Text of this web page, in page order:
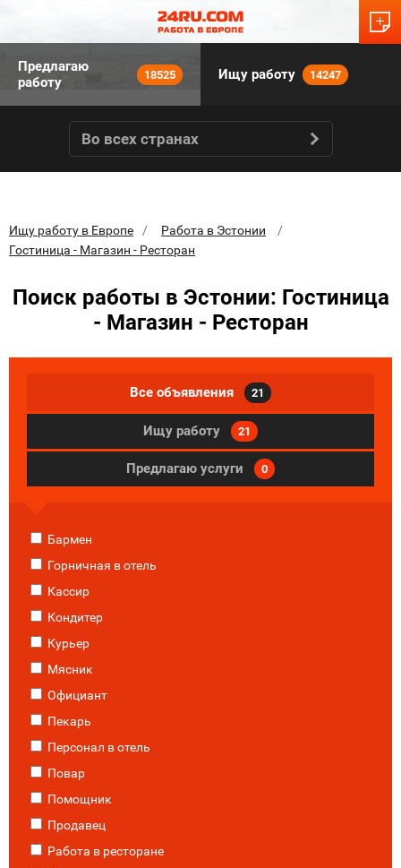
Предлагаю
работу
18525 Ищу работу 14247
Во всех странах
Ищу работу в Европе
Работа в Эстонии
Гостиница - Магазин - Ресторан
Поиск работы в Эстонии: Гостиница
- Магазин - Ресторан
Все объявления 21
Ищу работу 21
Предлагаю услуги 0
Бармен
Горничная в отель
Кассир
Кондитер
Курьер
Мясник
Официант
Пекарь
Персонал в отель
Повар
Помощник
Продавец
Работа в ресторане